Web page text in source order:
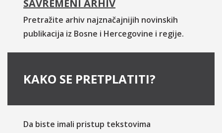
SAVREMENI ARHIV
Pretražite arhiv najznačajnijih novinskih
publikacija iz Bosne i Hercegovine i regije.
KAKO SE PRETPLATITI?
Da biste imali pristup tekstovima